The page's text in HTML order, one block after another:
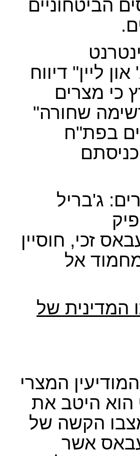
הביטחוניים
ליין" דיווח
כי מצרים
שחורה"
בפת"ח
ג'בריל
זכי, חוסיין
אל
המדינית של
המצרי
הוא היטב את
הקשה של
אשר